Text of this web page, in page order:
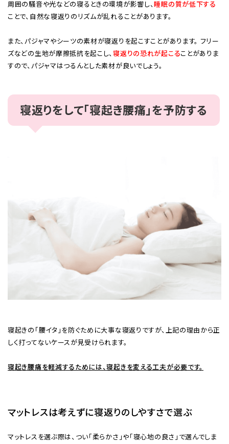
周囲の騒音や光などの寝るときの環境が影響し、睡眠の質が低下する
ことで、自然な寝返りのリズムが乱れることがあります。
また、パジャマやシーツの素材が寝返りを起こすことがあります。 フリー
ズなどの生地が摩擦抵抗を起こし、寝返りの恐れが起こることがありま
すので、パジャマはつるんとした素材が良いでしょう。
寝返りをして「寝起き腰痛」を予防する
寝起きの「腰イタ」を防ぐために大事な寝返りですが、上記の理由から正
しく打ってないケースが見受けられます。
寝起き腰痛を軽減するためには、寝起きを変える工夫が必要です。
マットレスは考えずに寝返りのしやすさで選ぶ
マットレスを選ぶ際は、つい「柔らかさ」や「寝心地の良さ」で選んでしま